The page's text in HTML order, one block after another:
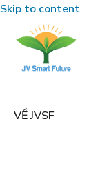
Skip to content
VỀ JVSF